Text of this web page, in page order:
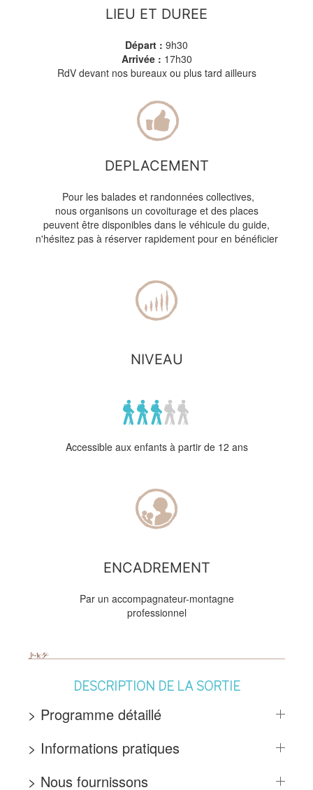
LIEU ET DUREE
Départ : 9h30
Arrivée : 17h30
RdV devant nos bureaux ou plus tard ailleurs
DEPLACEMENT
Pour les balades et randonnées collectives,
nous organisons un covoiturage et des places
peuvent être disponibles dans le véhicule du guide,
n'hésitez pas à réserver rapidement pour en bénéficier
NIVEAU
Accessible aux enfants à partir de 12 ans
ENCADREMENT
Par un accompagnateur-montagne
professionnel
DESCRIPTION DE LA SORTIE
> Programme détaillé
> Informations pratiques
> Nous fournissons